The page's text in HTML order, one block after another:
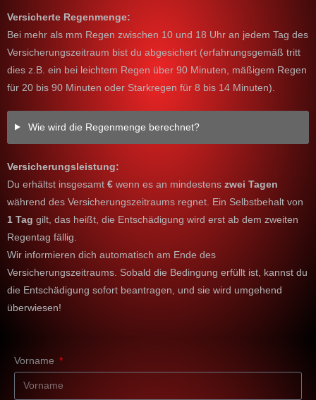
Versicherte Regenmenge:
Bei mehr als mm Regen zwischen 10 und 18 Uhr an jedem Tag des
Versicherungszeitraum bist du abgesichert (erfahrungsgemäß tritt
dies z.B. ein bei leichtem Regen über 90 Minuten, mäßigem Regen
für 20 bis 90 Minuten oder Starkregen für 8 bis 14 Minuten).
Wie wird die Regenmenge berechnet?
Versicherungsleistung:
Du erhältst insgesamt € wenn es an mindestens zwei Tagen
während des Versicherungszeitraums regnet. Ein Selbstbehalt von
1 Tag gilt, das heißt, die Entschädigung wird erst ab dem zweiten
Regentag fällig.
Wir informieren dich automatisch am Ende des
Versicherungszeitraums. Sobald die Bedingung erfüllt ist, kannst du
die Entschädigung sofort beantragen, und sie wird umgehend
überwiesen!
Vorname